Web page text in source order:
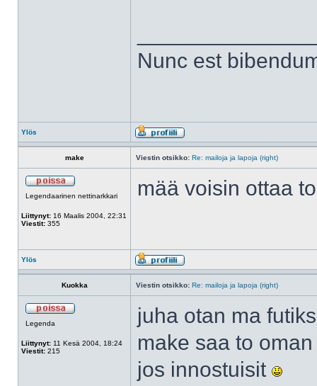
Nunc est
Ylös
make Viestin otsikko: Re: mailoja ja lapoja (right)
Legendaarinen nettinarkkari
Liittynyt: 16 Maalis 2004, 22:31
Viestit: 355
mää voisin ottaa
Ylös
Kuokka Viestin otsikko: Re: mailoja ja lapoja (right)
Legenda
Liittynyt: 11 Kesä 2004, 18:24
Viestit: 215
juha otan ma
make saa to
jos innostuisit